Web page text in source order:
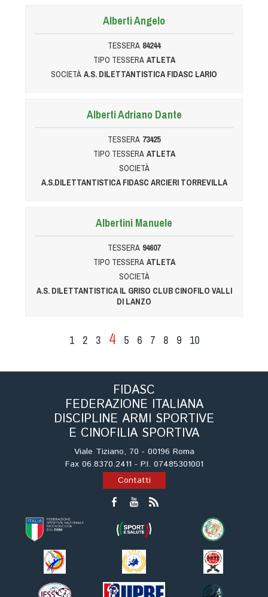
Alberti Angelo
TESSERA 84244
TIPO TESSERA ATLETA
SOCIETÀ A.S. DILETTANTISTICA FIDASC LARIO
Alberti Adriano Dante
TESSERA 73425
TIPO TESSERA ATLETA
SOCIETÀ
A.S.DILETTANTISTICA FIDASC ARCIERI TORREVILLA
Albertini Manuele
TESSERA 94607
TIPO TESSERA ATLETA
SOCIETÀ
A.S. DILETTANTISTICA IL GRISO CLUB CINOFILO VALLI
DI LANZO
1 2 3 4 5 6 7 8 9 10
FIDASC
FEDERAZIONE ITALIANA
DISCIPLINE ARMI SPORTIVE
E CINOFILIA SPORTIVA
Viale Tiziano, 70 - 00196 Roma
Fax 06.8370.2411 - P.I. 07485301001
Contatti